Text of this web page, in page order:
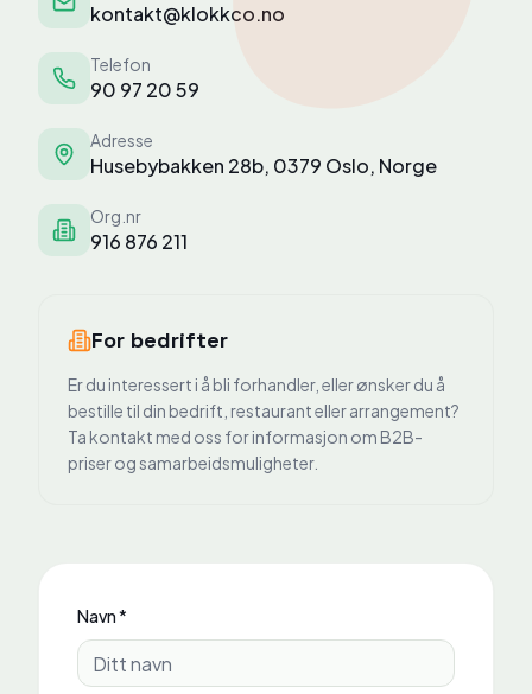
kontakt@klokkco.no
Telefon
90 97 20 59
Adresse
Husebybakken 28b, 0379 Oslo, Norge
Org.nr
916 876 211
For bedrifter
Er du interessert i å bli forhandler, eller ønsker du å
bestille til din bedrift, restaurant eller arrangement?
Ta kontakt med oss for informasjon om B2B-
priser og samarbeidsmuligheter.
Navn *